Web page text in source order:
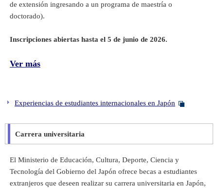
de extensión ingresando a un programa de maestría o
doctorado).
Inscripciones abiertas hasta el 5 de junio de 2026.
Ver más
Experiencias de estudiantes internacionales en Japón
Carrera universitaria
El Ministerio de Educación, Cultura, Deporte, Ciencia y
Tecnología del Gobierno del Japón ofrece becas a estudiantes
extranjeros que deseen realizar su carrera universitaria en Japón,